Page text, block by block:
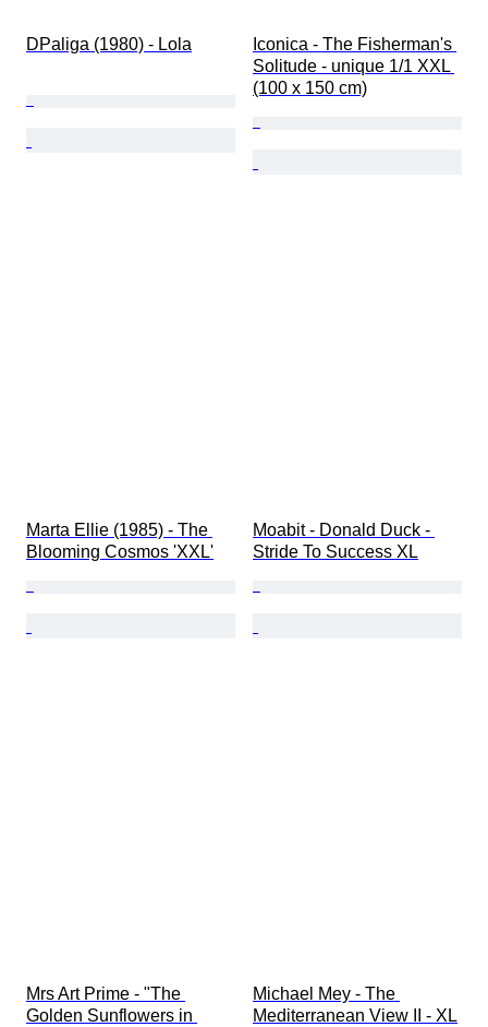
DPaliga (1980) - Lola
Iconica - The Fisherman's
Solitude - unique 1/1 XXL
(100 x 150 cm)
Marta Ellie (1985) - The
Blooming Cosmos 'XXL'
Moabit - Donald Duck -
Stride To Success XL
Mrs Art Prime - "The
Golden Sunflowers in
Michael Mey - The
Mediterranean View II - XL